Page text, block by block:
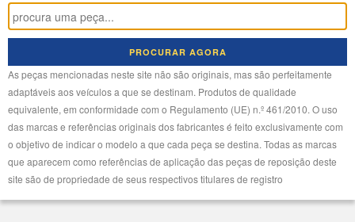
PROCURAR AGORA
As peças mencionadas neste site não são originais, mas são perfeitamente
adaptáveis aos veículos a que se destinam. Produtos de qualidade
equivalente, em conformidade com o Regulamento (UE) n.º 461/2010. O uso
das marcas e referências originais dos fabricantes é feito exclusivamente com
o objetivo de indicar o modelo a que cada peça se destina. Todas as marcas
que aparecem como referências de aplicação das peças de reposição deste
site são de propriedade de seus respectivos titulares de registro